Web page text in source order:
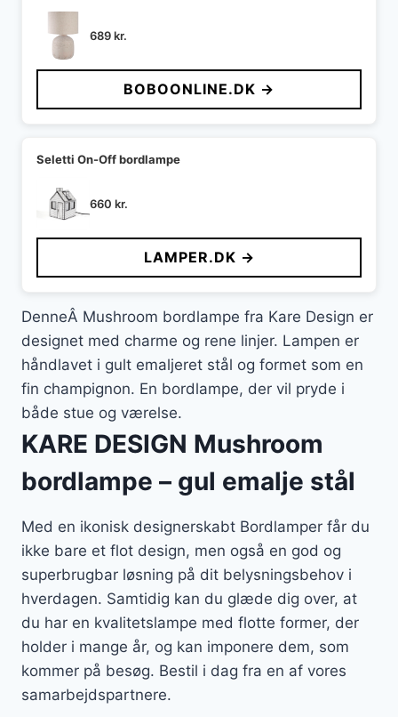
689kr.
BOBOONLINE.DK →
Seletti On-Off bordlampe
660 kr.
LAMPER.DK →
DenneÂ Mushroom bordlampe fra Kare Design er
designet med charme og rene linjer. Lampen er
håndlavet i gult emaljeret stål og formet som en
fin champignon. En bordlampe, der vil pryde i
både stue og værelse.
KARE DESIGN Mushroom
bordlampe – gul emalje stål
Med en ikonisk designerskabt Bordlamper får du
ikke bare et flot design, men også en god og
superbrugbar løsning på dit belysningsbehov i
hverdagen. Samtidig kan du glæde dig over, at
du har en kvalitetslampe med flotte former, der
holder i mange år, og kan imponere dem, som
kommer på besøg. Bestil i dag fra en af vores
samarbejdspartnere.